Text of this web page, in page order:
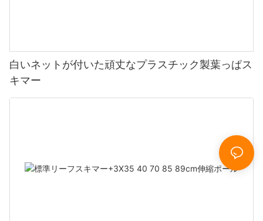
白いネットが付いた頑丈なプラスチック製葉っぱス
キマー